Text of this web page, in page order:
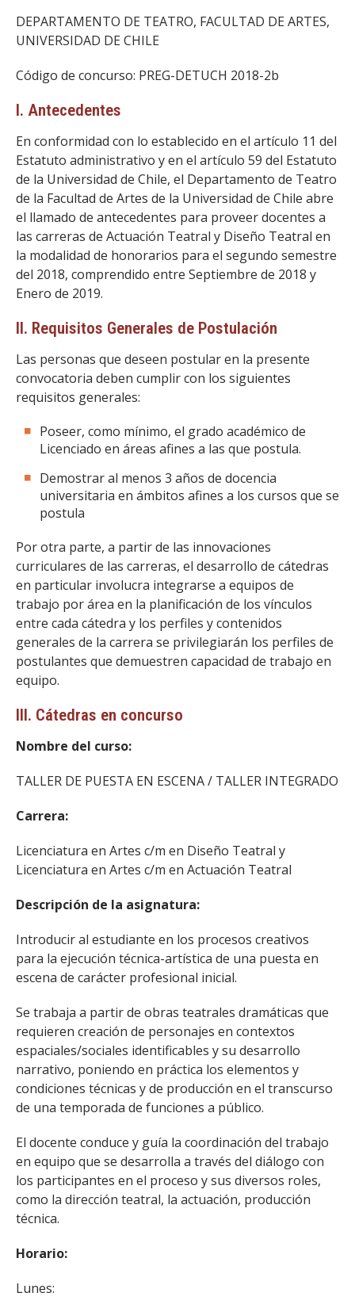
DEPARTAMENTO DE TEATRO, FACULTAD DE ARTES,
UNIVERSIDAD DE CHILE
Código de concurso: PREG-DETUCH 2018-2b
I. Antecedentes
En conformidad con lo establecido en el artículo 11 del
Estatuto administrativo y en el artículo 59 del Estatuto
de la Universidad de Chile, el Departamento de Teatro
de la Facultad de Artes de la Universidad de Chile abre
el llamado de antecedentes para proveer docentes a
las carreras de Actuación Teatral y Diseño Teatral en
la modalidad de honorarios para el segundo semestre
del 2018, comprendido entre Septiembre de 2018 y
Enero de 2019.
II. Requisitos Generales de Postulación
Las personas que deseen postular en la presente
convocatoria deben cumplir con los siguientes
requisitos generales:
Poseer, como mínimo, el grado académico de
Licenciado en áreas afines a las que postula.
Demostrar al menos 3 años de docencia
universitaria en ámbitos afines a los cursos que se
postula
Por otra parte, a partir de las innovaciones
curriculares de las carreras, el desarrollo de cátedras
en particular involucra integrarse a equipos de
trabajo por área en la planificación de los vínculos
entre cada cátedra y los perfiles y contenidos
generales de la carrera se privilegiarán los perfiles de
postulantes que demuestren capacidad de trabajo en
equipo.
III. Cátedras en concurso
Nombre del curso:
TALLER DE PUESTA EN ESCENA / TALLER INTEGRADO
Carrera:
Licenciatura en Artes c/m en Diseño Teatral y
Licenciatura en Artes c/m en Actuación Teatral
Descripción de la asignatura:
Introducir al estudiante en los procesos creativos
para la ejecución técnica-artística de una puesta en
escena de carácter profesional inicial.
Se trabaja a partir de obras teatrales dramáticas que
requieren creación de personajes en contextos
espaciales/sociales identificables y su desarrollo
narrativo, poniendo en práctica los elementos y
condiciones técnicas y de producción en el transcurso
de una temporada de funciones a público.
El docente conduce y guía la coordinación del trabajo
en equipo que se desarrolla a través del diálogo con
los participantes en el proceso y sus diversos roles,
como la dirección teatral, la actuación, producción
técnica.
Horario:
Lunes: